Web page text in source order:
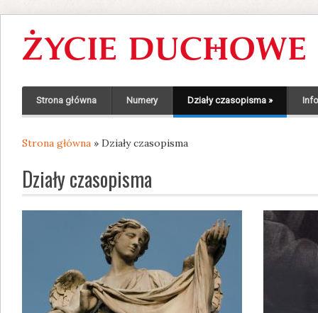
Strona główna Numery Działy czasopisma »
Jesteś tutaj
Strona główna » Działy czasopisma
Działy czasopisma